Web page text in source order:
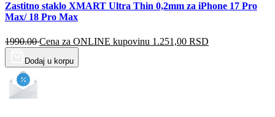
Zastitno staklo XMART Ultra Thin 0,2mm za iPhone 17 Pro
Max/ 18 Pro Max
1990.00 Cena za ONLINE kupovinu 1.251,00 RSD
Dodaj u korpu